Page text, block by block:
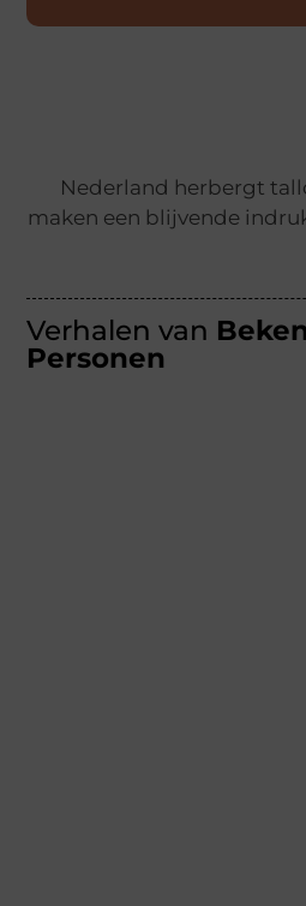
Nederland herbergt
maken een blijvende
Verhalen van
Personen